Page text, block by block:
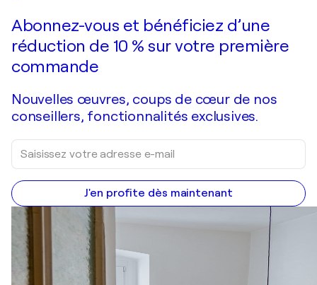
Abonnez-vous et bénéficiez d’une
réduction de 10 % sur votre première
commande
Nouvelles œuvres, coups de cœur de nos
conseillers, fonctionnalités exclusives.
J'en profite dès maintenant